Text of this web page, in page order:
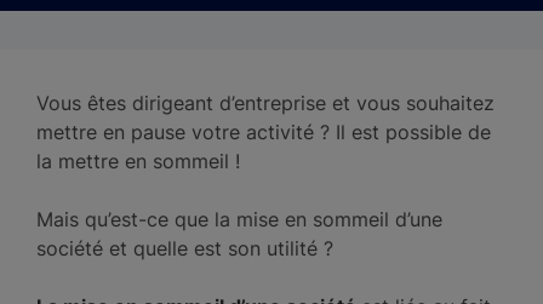
Vous êtes dirigeant d’entreprise et vous souhaitez
mettre en pause votre activité ? Il est possible de
la mettre en sommeil !
Mais qu’est-ce que la mise en sommeil d’une
société et quelle est son utilité ?